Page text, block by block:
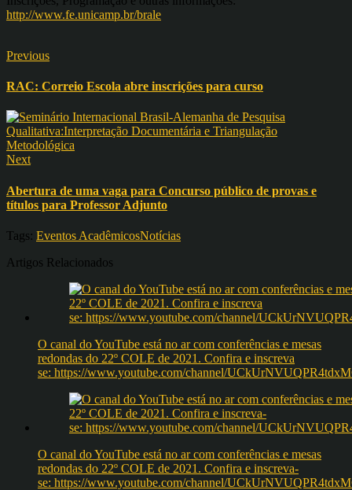
http://www.fe.unicamp.br/brale
Previous
RAC: Correio Escola abre inscrições para curso
Next
Abertura de uma vaga para Concurso público de provas e
títulos para Professor Adjunto
Tags: Eventos AcadêmicosNotícias
Artigos Relacionados
O canal do YouTube está no ar com conferências e mesas
redondas do 22º COLE de 2021. Confira e inscreva
se: https://www.youtube.com/channel/
O canal do YouTube está no ar com conferências e mesas
redondas do 22º COLE de 2021. Confira e inscreva-
se: https://www.youtube.com/channel/